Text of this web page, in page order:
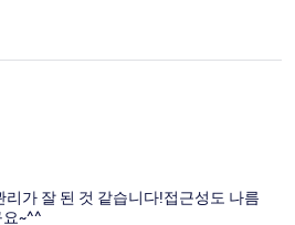
가 잘 된 것 같습니다!접근성도 나름
~^^